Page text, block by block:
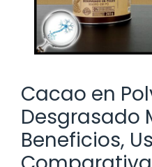
Cacao en
Desgrasado
Beneficios,